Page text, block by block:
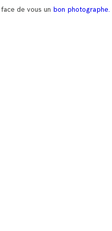
de vous un bon photographe.